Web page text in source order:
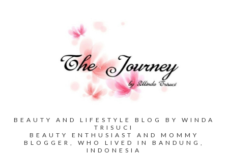
BEAUTY AND LIFESTYLE BLOG BY WINDA
TRISUCI
BEAUTY ENTHUSIAST AND MOMMY
BLOGGER, WHO LIVED IN BANDUNG,
INDONESIA